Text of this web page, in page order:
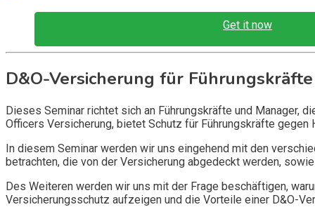
Get it now
D&O-Versicherung für
Dieses Seminar richtet sich an Führungskräfte und Manager,
Officers Versicherung, bietet Schutz für Führungskräfte
In diesem Seminar werden wir uns eingehend mit den
betrachten, die von der Versicherung abgedeckt werden,
Des Weiteren werden wir uns mit der Frage beschäftigen,
Versicherungsschutz aufzeigen und die Vorteile einer D&O-